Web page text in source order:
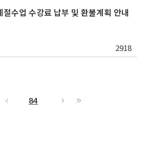
수업 수강료 납부 및 환불계획 안내
2918
84